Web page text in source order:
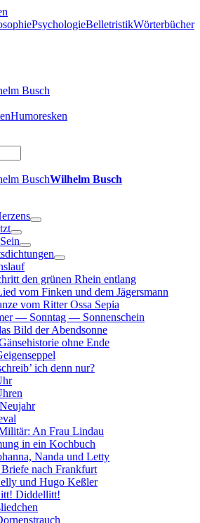
PsychologieBelletristikWörterbücher
Humoresken
Wilhelm Busch
den grünen Rhein entlang
vom Finken und dem Jägersmann
vom Ritter Ossa Sepia
— Sonntag — Sonnenschein
Bild der Abendsonne
ohne Ende
ich denn nur?
An Frau Lindau
in ein Kochbuch
Nanda und Letty
nach Frankfurt
und Hugo Keßler
Diddellitt!